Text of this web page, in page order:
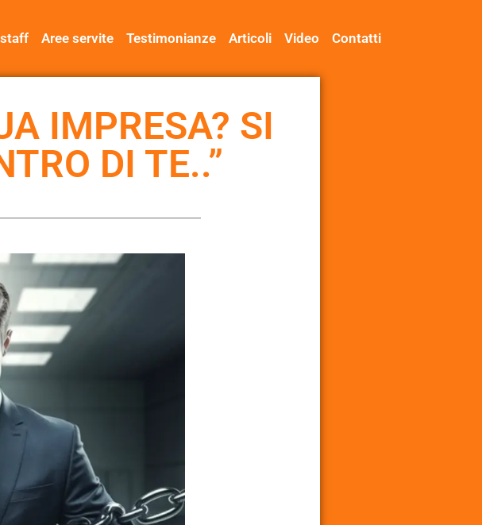
Aree servite Testimonianze Articoli Video Contatti
IMPRESA? SI
DI TE..”